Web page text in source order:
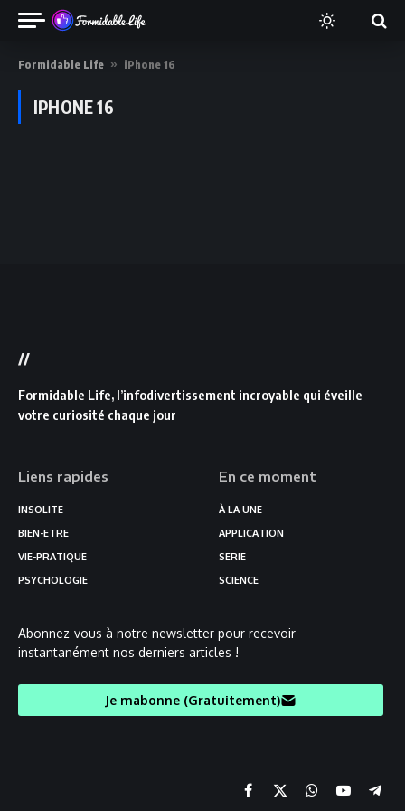
Formidable Life » iPhone 16
IPHONE 16
//
Formidable Life, l’infodivertissement incroyable qui éveille
votre curiosité chaque jour
Liens rapides
INSOLITE
BIEN-ETRE
VIE-PRATIQUE
PSYCHOLOGIE
En ce moment
À LA UNE
APPLICATION
SERIE
SCIENCE
Abonnez-vous à notre newsletter pour recevoir
instantanément nos derniers articles !
Je mabonne (Gratuitement)
Facebook
X
ChaineYouTube